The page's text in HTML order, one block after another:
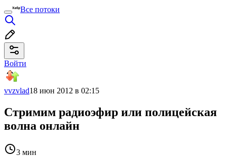
Все потоки
Войти
vvzvlad18 июн 2012 в 02:15
Стримим радиоэфир или полицейская
волна онлайн
3 мин